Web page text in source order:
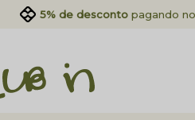
5% de desconto pagando